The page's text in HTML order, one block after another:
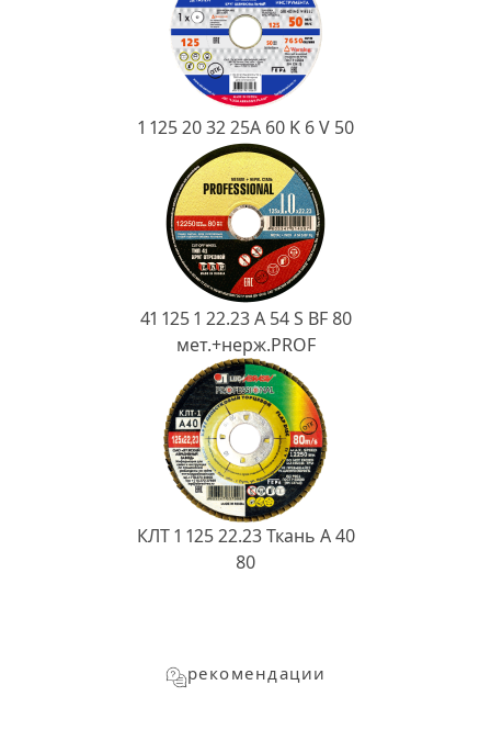
1 125 20 32 25А 60 K 6 V 50
41 125 1 22.23 A 54 S BF 80
мет.+нерж.PROF
КЛТ 1 125 22.23 Ткань A 40
80
рекомендации